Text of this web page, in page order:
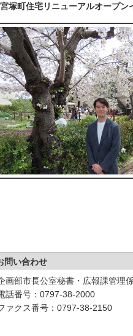
塚町住宅リニューアルオープン
問い合わせ
画部市長公室秘書・広報課管理
話番号：0797-38-2000
ァクス番号：0797-38-2150